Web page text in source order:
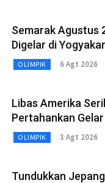
Semarak Agustus
Digelar di
OLIMPIK 6 Agt 2026
Libas Amerika
Pertahankan
OLIMPIK 3 Agt 2026
Tundukkan